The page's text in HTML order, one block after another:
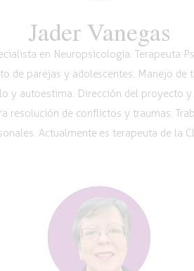
Jader Vanegas
en Neuropsicología. Terapeuta
de parejas y adolescentes. Manejo de
y autoestima. Dirección del proyecto
resolución de conflictos y traumas.
Actualmente es terapeuta de la